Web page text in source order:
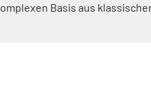
Basis aus